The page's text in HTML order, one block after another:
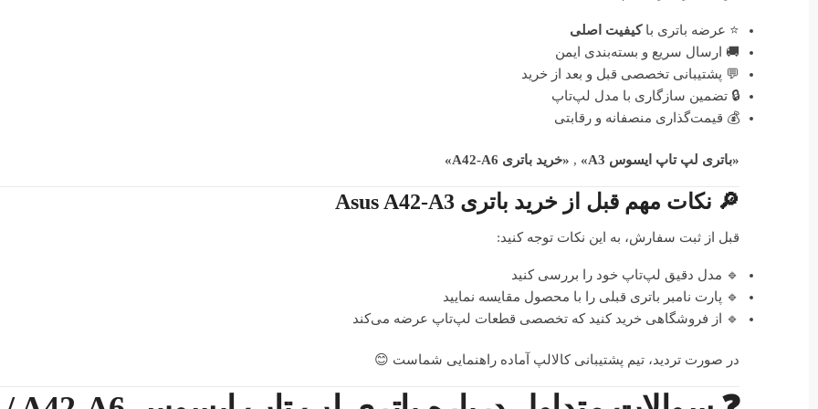
⭐ عرضه باتری باکیفیت اصلی
🚚 ارسال سریع و بسته‌بندی ایمن
💬 پشتیبانی تخصصی قبل و بعد از خرید
🔒 تضمین سازگاری با مدل لپ‌تاپ
💰 قیمت‌گذاری منصفانه و رقابتی
«باتری لپ تاپ ایسوس A3» , «خرید باتری A42-A6»
🔎 نکات مهم قبل از خرید باتری Asus A42-A3
قبل از ثبت سفارش، به این نکات توجه کنید:
🔹 مدل دقیق لپ‌تاپ خود را بررسی کنید
🔹 پارت نامبر باتری قبلی را با محصول مقایسه نمایید
🔹 از فروشگاهی خرید کنید که تخصصی قطعات لپ‌تاپ عرضه می‌کند
در صورت تردید، تیم پشتیبانی کالالپ آماده راهنمایی شماست 😊